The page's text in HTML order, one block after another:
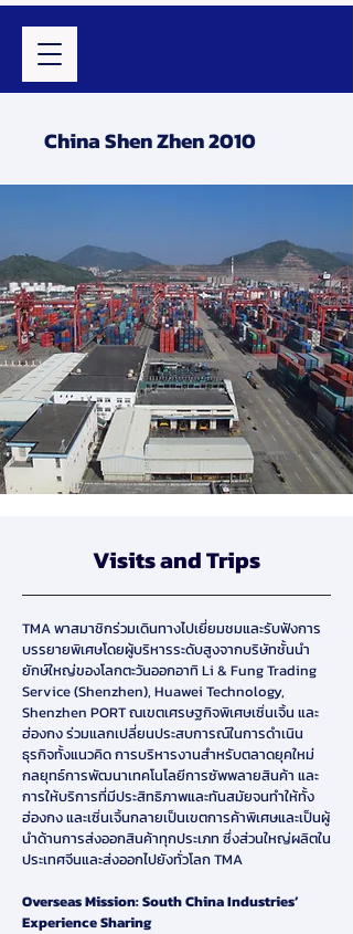
China Shen Zhen 2010
Visits and Trips
TMA พาสมาชิกร่วมเดินทางไปเยี่ยมชมและรับฟังการ
บรรยายพิเศษโดยผู้บริหารระดับสูงจากบริษัทชั้นนํา
ยักษ์ใหญ่ของโลกตะวันออกอาทิ Li & Fung Trading
Service (Shenzhen), Huawei Technology,
Shenzhen PORT ณเขตเศรษฐกิจพิเศษเซิ่นเจิ้น และ
ฮ่องกง ร่วมแลกเปลี่ยนประสบการณ์ในการดําเนิน
ธุรกิจทั้งแนวคิด การบริหารงานสําหรับตลาดยุคใหม่
กลยุทธ์การพัฒนาเทคโนโลยีการซัพพลายสินค้า และ
การให้บริการที่มีประสิทธิภาพและทันสมัยจนทําให้ทั้ง
ฮ่องกง และเซิ่นเจิ้นกลายเป็นเขตการค้าพิเศษและเป็นผู้
นําด้านการส่งออกสินค้าทุกประเภท ซึ่งส่วนใหญ่ผลิตใน
ประเทศจีนและส่งออกไปยังทั่วโลก TMA
Overseas Mission: South China Industries’
Experience Sharing